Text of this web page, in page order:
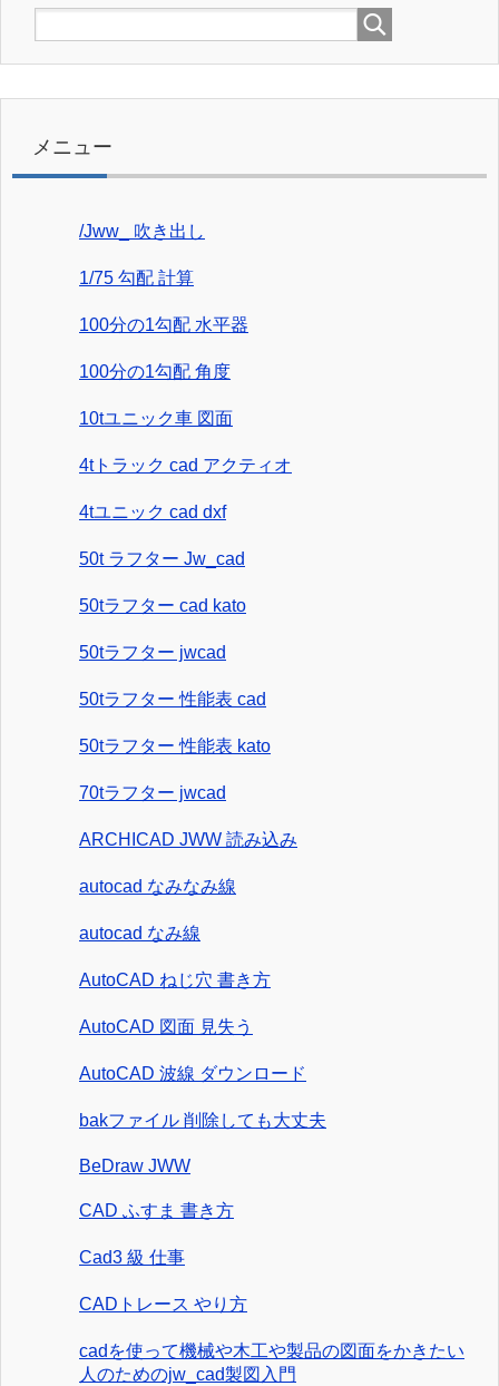
メニュー
/Jww_ 吹き出し
1/75 勾配 計算
100分の1勾配 水平器
100分の1勾配 角度
10tユニック車 図面
4tトラック cad アクティオ
4tユニック cad dxf
50t ラフター Jw_cad
50tラフター cad kato
50tラフター jwcad
50tラフター 性能表 cad
50tラフター 性能表 kato
70tラフター jwcad
ARCHICAD JWW 読み込み
autocad なみなみ線
autocad なみ線
AutoCAD ねじ穴 書き方
AutoCAD 図面 見失う
AutoCAD 波線 ダウンロード
bakファイル 削除しても大丈夫
BeDraw JWW
CAD ふすま 書き方
Cad3 級 仕事
CADトレース やり方
cadを使って機械や木工や製品の図面をかきたい
人のためのjw_cad製図入門